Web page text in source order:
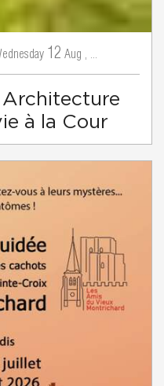
12 Aug , ...
à la Cour